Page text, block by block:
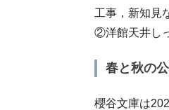
工事，新知見
②洋館天井し
春と秋の
櫻谷文庫は